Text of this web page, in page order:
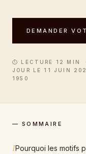
DEMANDER
⏱ LECTURE 12 MIN
JOUR LE 11 JUIN
1950
— SOMMAIRE
IPourquoi les motifs